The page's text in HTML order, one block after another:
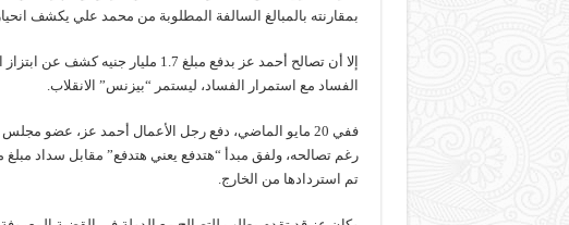
بمقارنته بالمبالغ السالفة المطلوبة من محمد علي يكشف انحياز
إلا أن تصالح أحمد عز بدفع مبلغ 1.7
الفساد مع استمرار الفساد، ليستمر “بيزنس” الانقلاب.
ففي 20 مايو الماضي، دفع رجل الأعمال أحمد عز، عضو
تم استردادها من الخارج.